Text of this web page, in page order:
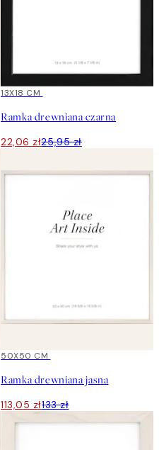
15%*
13X18 CM
Ramka drewniana czarna
22,06 zł25,95 zł
15%*
50X50 CM
Ramka drewniana jasna
113,05 zł133 zł